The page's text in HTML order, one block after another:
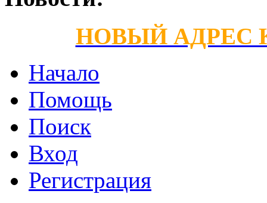
НОВЫЙ АДРЕС
Начало
Помощь
Поиск
Вход
Регистрация